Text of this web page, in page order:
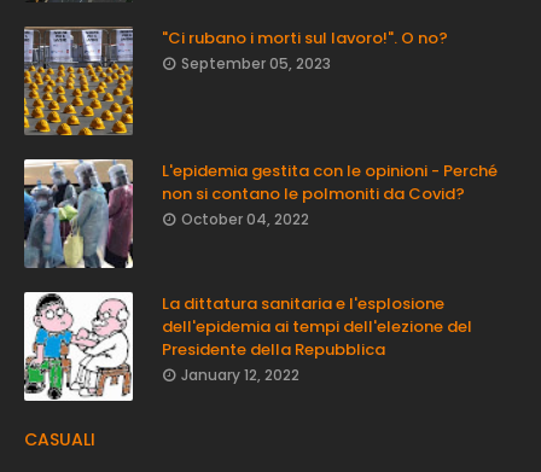
"Ci rubano i morti sul lavoro!". O no?
September 05, 2023
L'epidemia gestita con le opinioni - Perché
non si contano le polmoniti da Covid?
October 04, 2022
La dittatura sanitaria e l'esplosione
dell'epidemia ai tempi dell'elezione del
Presidente della Repubblica
January 12, 2022
CASUALI